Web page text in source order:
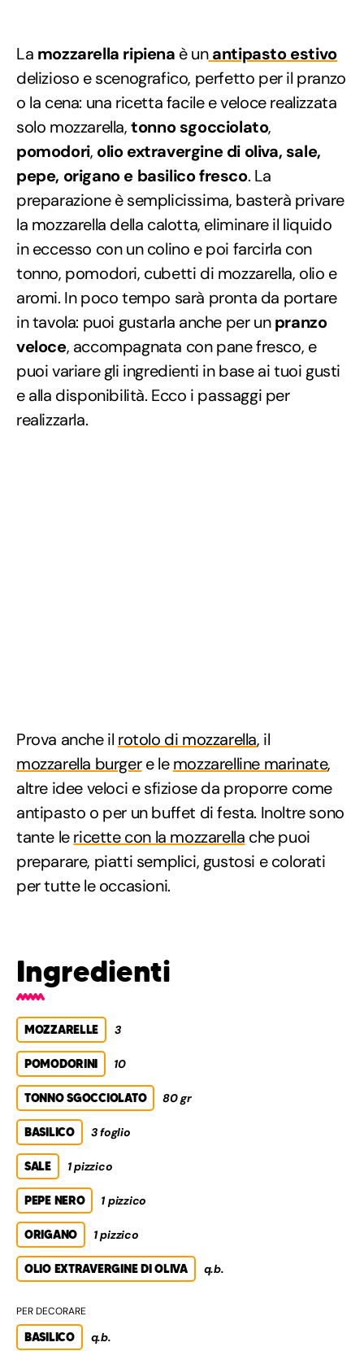
La mozzarella ripiena è un antipasto estivo
delizioso e scenografico, perfetto per il pranzo
o la cena: una ricetta facile e veloce realizzata
solo mozzarella,tonno sgocciolato,
pomodori, olio extravergine di oliva, sale,
pepe, origano e basilico fresco. La
preparazione è semplicissima, basterà privare
la mozzarella della calotta, eliminare il liquido
in eccesso con un colino e poi farcirla con
tonno, pomodori, cubetti di mozzarella, olio e
aromi. In poco tempo sarà pronta da portare
in tavola: puoi gustarla anche per unpranzo
veloce, accompagnata con pane fresco, e
puoi variare gli ingredienti in base ai tuoi gusti
e alla disponibilità. Ecco i passaggi per
realizzarla.
Prova anche il rotolo di mozzarella, il
mozzarella burgere lemozzarelline marinate,
altre idee veloci e sfiziose da proporre come
antipasto o per un buffet di festa. Inoltre sono
tante lericette con la mozzarella che puoi
preparare, piatti semplici, gustosi e colorati
per tutte le occasioni.
Ingredienti
MOZZARELLE 3
POMODORINI 10
TONNO SGOCCIOLATO 80 gr
BASILICO 3 foglio
SALE 1 pizzico
PEPE NERO 1 pizzico
ORIGANO 1 pizzico
OLIO EXTRAVERGINE DI OLIVA q.b.
PER DECORARE
BASILICO q.b.